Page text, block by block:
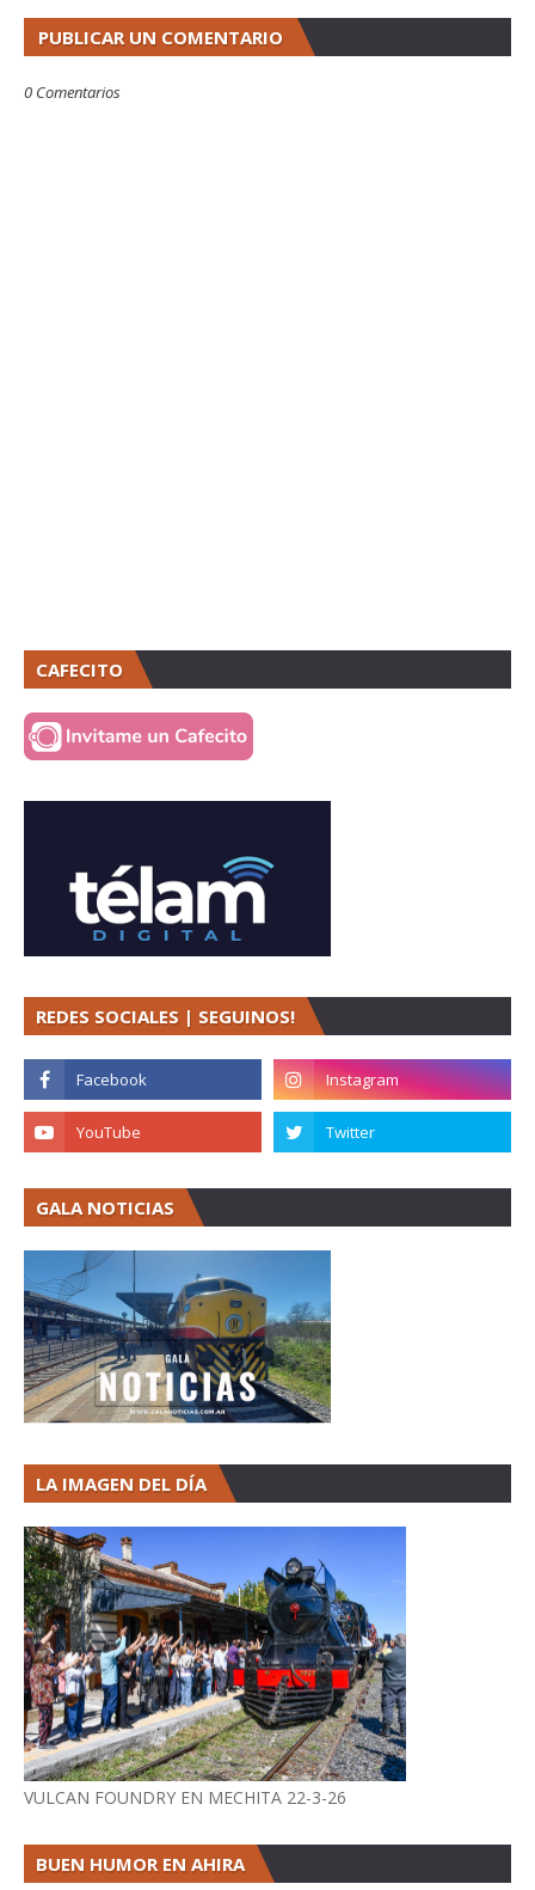
PUBLICAR UN COMENTARIO
0 Comentarios
CAFECITO
REDES SOCIALES | SEGUINOS!
GALA NOTICIAS
LA IMAGEN DEL DÍA
VULCAN FOUNDRY EN MECHITA 22-3-26
BUEN HUMOR EN AHIRA